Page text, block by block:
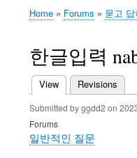
Breadcrumb
Home Forums 묻고 답
한글입력
Primary
tabs
View (active tab)
Revisions
Submitted byggdd2 on
Forums
일반적인 질문